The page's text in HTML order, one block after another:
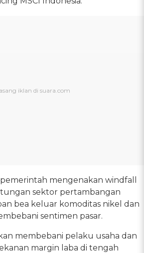
mengenakan windfall
sektor pertambangan
bea keluar komoditas nikel dan
sentimen pasar.
membebani pelaku usaha dan
margin laba di tengah